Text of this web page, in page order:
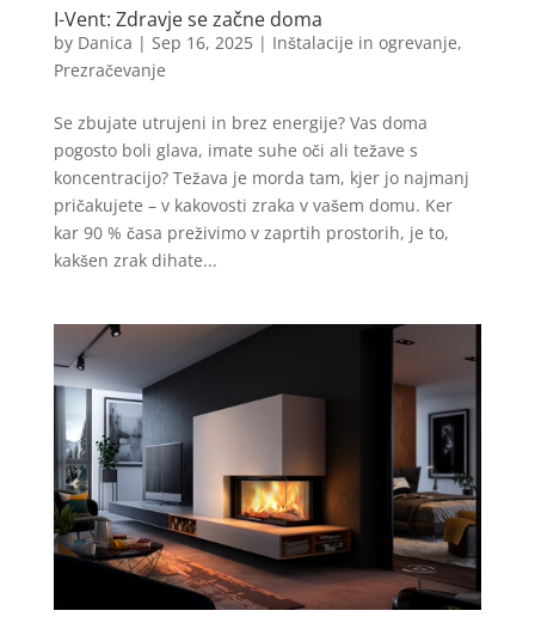
I-Vent: Zdravje se začne doma
by Danica | Sep 16, 2025| Inštalacije in ogrevanje,
Prezračevanje
Se zbujate utrujeni in brez energije? Vas doma
pogosto boli glava, imate suhe oči ali težave s
koncentracijo? Težava je morda tam, kjer jo najmanj
pričakujete – v kakovosti zraka v vašem domu. Ker
kar 90 % časa preživimo v zaprtih prostorih, je to,
kakšen zrak dihate...